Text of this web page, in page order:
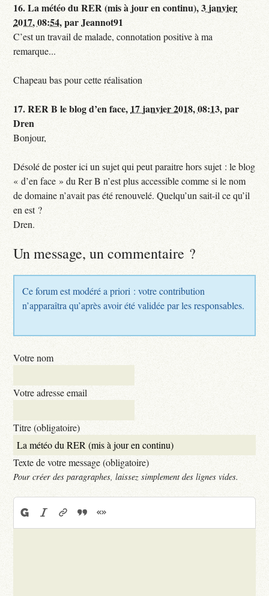
16.La météo du RER (mis à jour en continu),3 janvier
2017, 08:54,parJeannot91
C’est un travail de malade, connotation positive à ma
remarque...
Chapeau bas pour cette réalisation
17.RER B le blog d’en face, 17 janvier 2018, 08:13,par
Dren
Bonjour,
Désolé de poster ici un sujet qui peut paraitre hors sujet : le blog
« d’en face » du Rer B n’est plus accessible comme si le nom
de domaine n’avait pas été renouvelé. Quelqu’un sait-il ce qu’il
en est ?
Dren.
Un message, un commentaire ?
Ce forum est modéré a priori : votre contribution
n’apparaîtra qu’après avoir été validée par les responsables.
Votre nom
Votre adresse email
Titre (obligatoire)
Texte de votre message (obligatoire)
Pour créer des paragraphes, laissez simplement des lignes vides.